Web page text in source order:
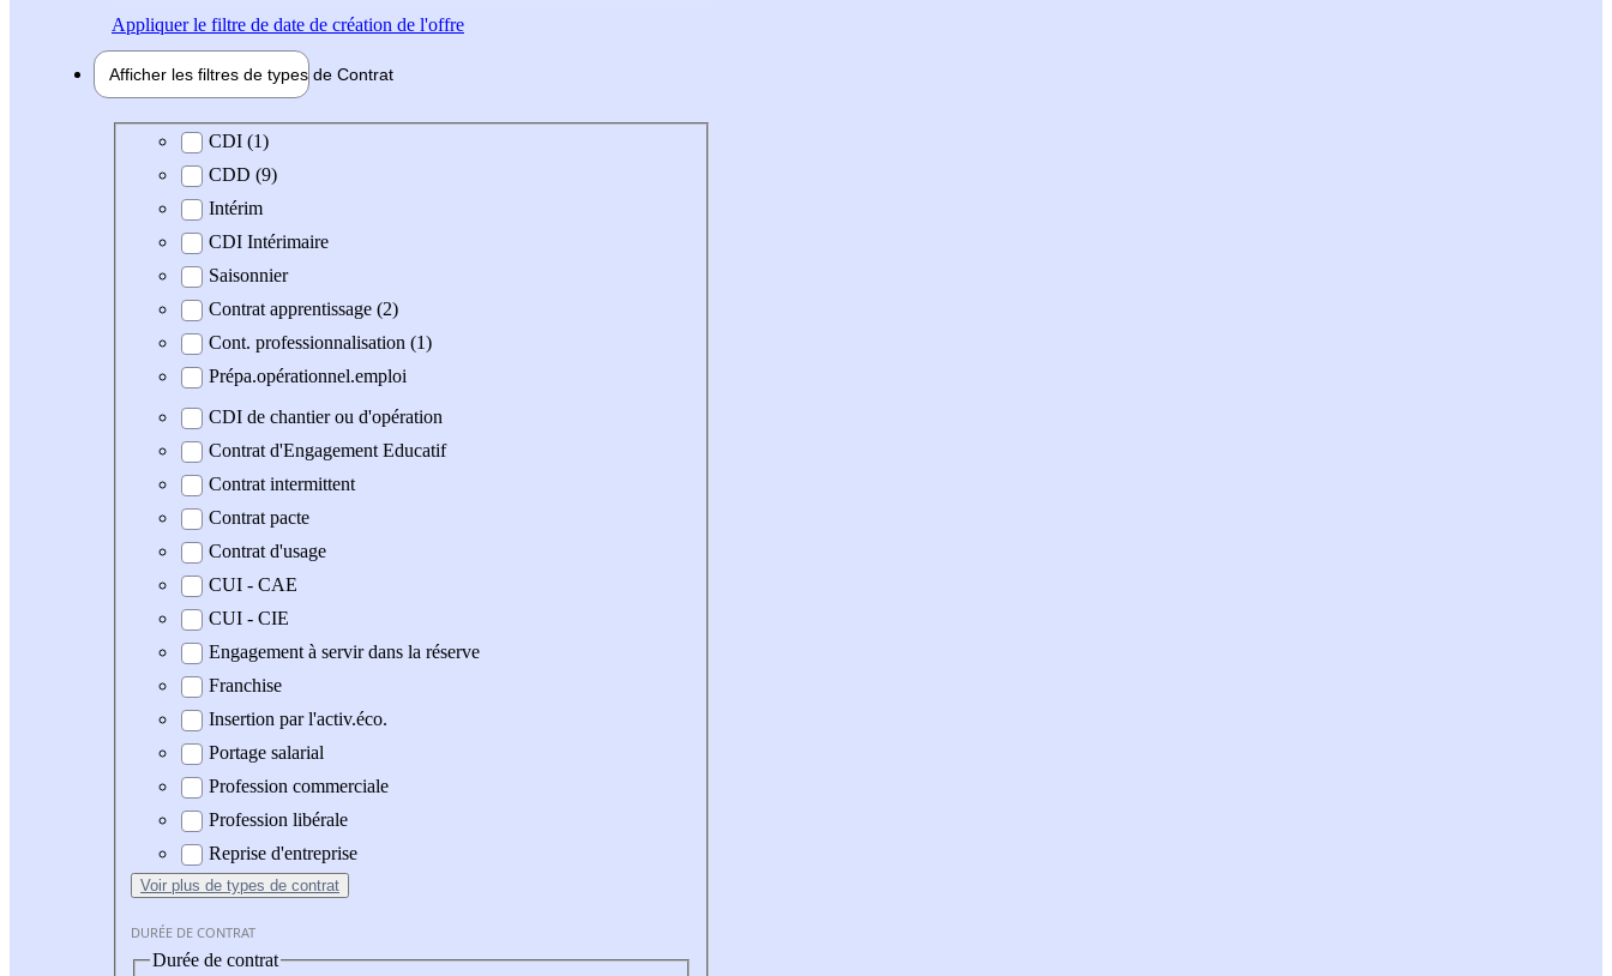
Appliquerle filtre de date de création de l'offre
Afficher les filtres de types de Contrat
Type de contrat
CDI (1)
CDD (9)
Intérim
CDI Intérimaire
Saisonnier
Contrat apprentissage (2)
Cont. professionnalisation (1)
Prépa.opérationnel.emploi
CDI de chantier ou d'opération
Contrat d'Engagement Educatif
Contrat intermittent
Contrat pacte
Contrat d'usage
CUI - CAE
CUI - CIE
Engagement à servir dans la réserve
Franchise
Insertion par l'activ.éco.
Portage salarial
Profession commerciale
Profession libérale
Reprise d'entreprise
Voir plus de types de contrat
DURÉE DE CONTRAT
Durée de contrat